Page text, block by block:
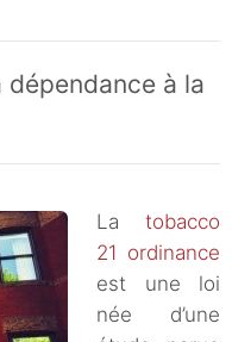
à la
La tobacco
21 ordinance
est une loi
née d’une